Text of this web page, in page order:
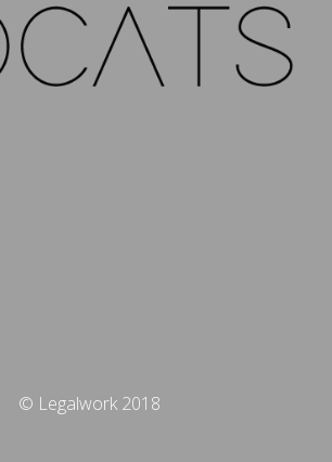
© Legalwork 2018